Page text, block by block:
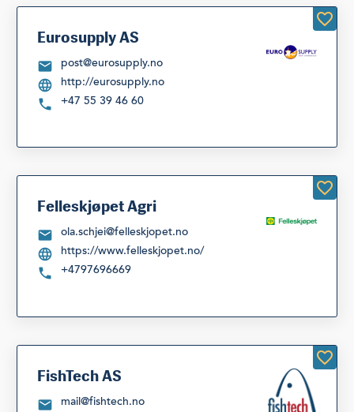
Eurosupply AS
post@eurosupply.no
http://eurosupply.no
+47 55 39 46 60
Felleskjøpet Agri
ola.schjei@felleskjopet.no
https://www.felleskjopet.no/
+4797696669
FishTech AS
mail@fishtech.no